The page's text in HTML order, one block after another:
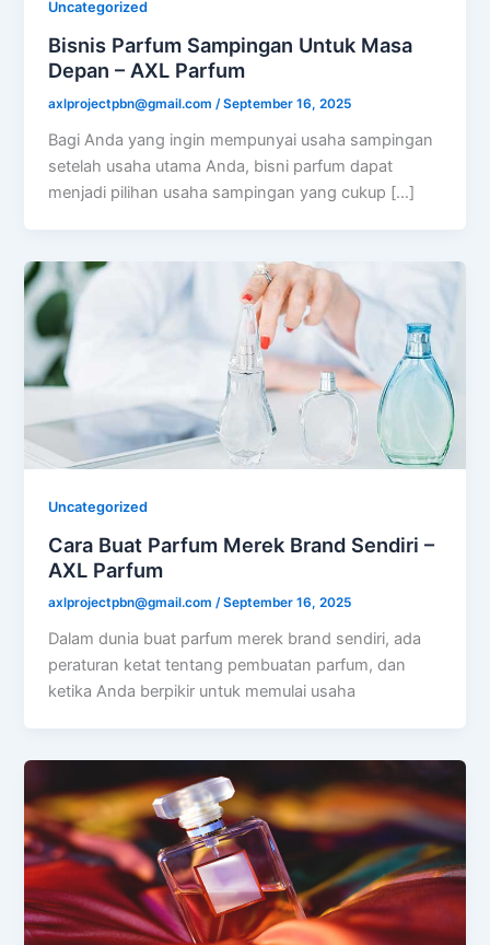
Uncategorized
Bisnis Parfum Sampingan Untuk Masa
Depan – AXL Parfum
axlprojectpbn@gmail.com/September 16, 2025
Bagi Anda yang ingin mempunyai usaha sampingan
setelah usaha utama Anda, bisni parfum dapat
menjadi pilihan usaha sampingan yang cukup […]
Uncategorized
Cara Buat Parfum Merek Brand Sendiri –
AXL Parfum
axlprojectpbn@gmail.com/September 16, 2025
Dalam dunia buat parfum merek brand sendiri, ada
peraturan ketat tentang pembuatan parfum, dan
ketika Anda berpikir untuk memulai usaha